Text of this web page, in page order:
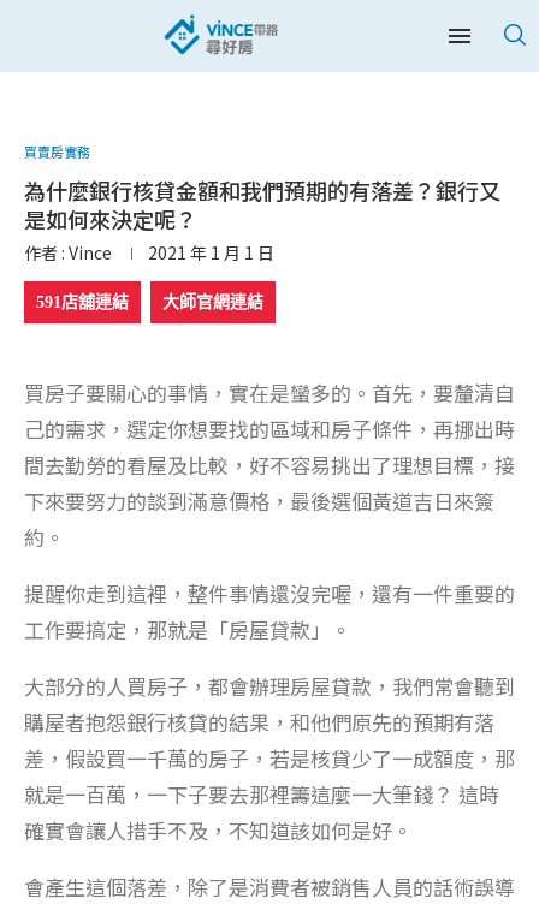
買賣房實務
為什麼銀行核貸金額和我們預期的有落差？銀行又
是如何來決定呢？
作者 : Vince 2021 年 1 月 1 日
591店舖連結 大師官網連結
買房子要關心的事情，實在是蠻多的。首先，要釐清自
己的需求，選定你想要找的區域和房子條件，再挪出時
間去勤勞的看屋及比較，好不容易挑出了理想目標，接
下來要努力的談到滿意價格，最後選個黃道吉日來簽
約。
提醒你走到這裡，整件事情還沒完喔，還有一件重要的
工作要搞定，那就是「房屋貸款」。
大部分的人買房子，都會辦理房屋貸款，我們常會聽到
購屋者抱怨銀行核貸的結果，和他們原先的預期有落
差，假設買一千萬的房子，若是核貸少了一成額度，那
就是一百萬，一下子要去那裡籌這麼一大筆錢？ 這時
確實會讓人措手不及，不知道該如何是好。
會產生這個落差，除了是消費者被銷售人員的話術誤導